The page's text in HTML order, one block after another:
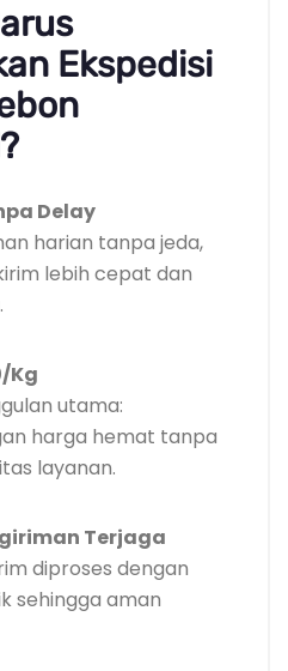
Ekspedisi
Delay
harian tanpa jeda,
lebih cepat dan
Kg
utama:
harga hemat tanpa
layanan.
Terjaga
diproses dengan
sehingga aman